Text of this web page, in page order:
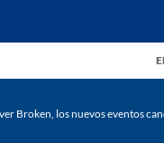
Broken, los nuevos eventos